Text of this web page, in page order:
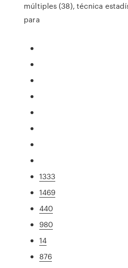
múltiples (38), técnica
para
1333
1469
440
980
14
876